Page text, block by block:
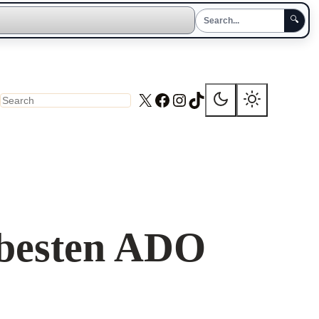
🔍
Search X Facebook
Instagram
TikTok
ADO